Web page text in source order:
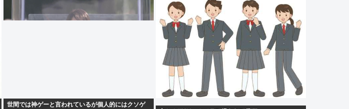
世間では神ゲーと言われているが個人的にはクソゲ